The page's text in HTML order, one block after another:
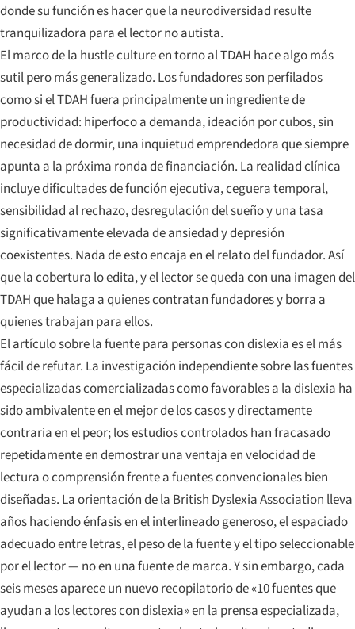
donde su función es hacer que la neurodiversidad resulte
tranquilizadora para el lector no autista.
El marco de la hustle culture en torno al TDAH hace algo más
sutil pero más generalizado. Los fundadores son perfilados
como si el TDAH fuera principalmente un ingrediente de
productividad: hiperfoco a demanda, ideación por cubos, sin
necesidad de dormir, una inquietud emprendedora que siempre
apunta a la próxima ronda de financiación. La realidad clínica
incluye dificultades de función ejecutiva, ceguera temporal,
sensibilidad al rechazo, desregulación del sueño y una tasa
significativamente elevada de ansiedad y depresión
coexistentes. Nada de esto encaja en el relato del fundador. Así
que la cobertura lo edita, y el lector se queda con una imagen del
TDAH que halaga a quienes contratan fundadores y borra a
quienes trabajan para ellos.
El artículo sobre la fuente para personas con dislexia es el más
fácil de refutar. La investigación independiente sobre las fuentes
especializadas comercializadas como favorables a la dislexia ha
sido ambivalente en el mejor de los casos y directamente
contraria en el peor; los estudios controlados han fracasado
repetidamente en demostrar una ventaja en velocidad de
lectura o comprensión frente a fuentes convencionales bien
diseñadas. La orientación de la British Dyslexia Association lleva
años haciendo énfasis en el interlineado generoso, el espaciado
adecuado entre letras, el peso de la fuente y el tipo seleccionable
por el lector — no en una fuente de marca. Y sin embargo, cada
seis meses aparece un nuevo recopilatorio de «10 fuentes que
ayudan a los lectores con dislexia» en la prensa especializada,